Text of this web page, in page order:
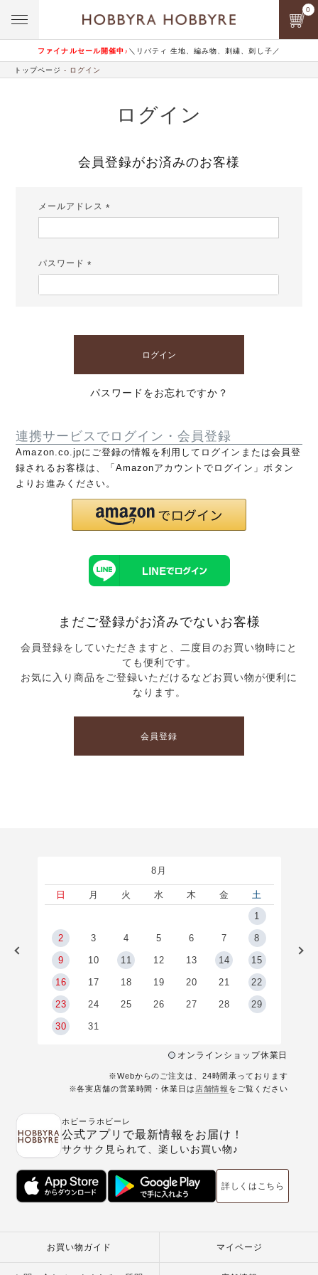
ファイナルセール開催中♪ ＼リバティ 生地、編み物、刺繍、刺し子／
0
トップページ ログイン
ログイン
会員登録がお済みのお客様
メールアドレス
パスワード
ログイン
パスワードをお忘れですか？
連携サービスでログイン・会員登録
Amazon.co.jpにご登録の情報を利用してログインまたは会員登
録されるお客様は、「Amazonアカウントでログイン」ボタン
よりお進みください。
まだご登録がお済みでないお客様
会員登録をしていただきますと、二度目のお買い物時にと
ても便利です。
お気に入り商品をご登録いただけるなどお買い物が便利に
なります。
会員登録
8月
日 月 火 水 木 金
土
1
2 3 4 5 6 7 8
9 10 11 12 13 14 15
16 17 18 19 20 21 22
23 24 25 26 27 28 29
30 31
オンラインショップ休業日
※Webからのご注文は、24時間承っております
※各実店舗の営業時間・休業日は 店舗情報 をご覧ください
ホビーラホビーレ
公式アプリで最新情報をお届け！
サクサク見られて、楽しいお買い物♪
詳しくはこちら
お買い物ガイド マイページ